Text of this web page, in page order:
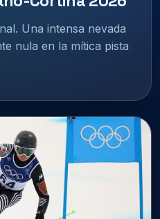
Una intensa nevada
nula en la mítica pista